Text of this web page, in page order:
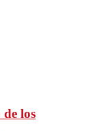
los